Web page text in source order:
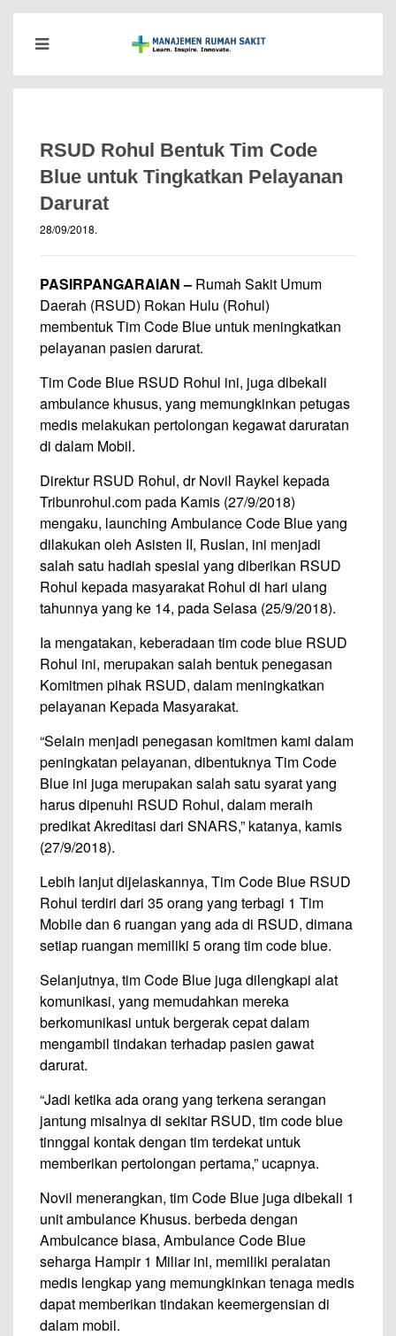
RSUD Rohul Bentuk Tim Code
Blue untuk Tingkatkan Pelayanan
Darurat
28/09/2018.
PASIRPANGARAIAN – Rumah Sakit Umum
Daerah (RSUD) Rokan Hulu (Rohul)
membentuk Tim Code Blue untuk meningkatkan
pelayanan pasien darurat.
Tim Code Blue RSUD Rohul ini, juga dibekali
ambulance khusus, yang memungkinkan petugas
medis melakukan pertolongan kegawat daruratan
di dalam Mobil.
Direktur RSUD Rohul, dr Novil Raykel‎ kepada
Tribunrohul.com pada Kamis (27/9/2018)
mengaku, launching Ambulance Code Blue yang
dilakukan oleh Asisten II, Ruslan, ini menjadi
salah satu hadiah spesial yang diberikan RSUD
Rohul kepada masyarakat Rohul di hari ulang
tahunnya yang ke 14, pada Selasa (25/9/2018).
Ia mengatakan, keberadaan tim code blue RSUD
Rohul ini, merupakan salah bentuk penegasan
Komitmen pihak RSUD, dalam meningkatkan
pelayanan Kepada Masyarakat.
“Selain menjadi penegasan komitmen kami dalam
peningkatan pelayanan, dibentuknya Tim Code
Blue ini juga merupakan salah satu syarat yang
harus dipenuhi RSUD Rohul, dalam meraih
predikat Akreditasi dari SNARS,” katanya, kamis
(27/9/2018).
Lebih lanjut dijelaskannya, Tim Code Blue RSUD
Rohul terdiri dari 35 orang yang terbagi 1 Tim
Mobile dan 6 ruangan yang ada di RSUD, dimana
setiap ruangan memiliki 5 orang tim code blue.
Selanjutnya, tim Code Blue juga dilengkapi alat
komunikasi, yang memudahkan mereka
berkomunikasi untuk bergerak cepat dalam
mengambil tindakan terhadap pasien gawat
darurat.
“Jadi ketika ada orang yang terkena serangan
jantung misalnya di sekitar RSUD, tim code blue
tinnggal kontak dengan tim terdekat untuk
memberikan pertolongan pertama,” ucapnya.
Novil menerangkan, tim Code Blue juga dibekali 1
unit ambulance Khusus. berbeda dengan
Ambulcance biasa, Ambulance Code Blue
seharga Hampir 1 Miliar ini, memiliki peralatan
medis lengkap yang memungkinkan tenaga medis
dapat memberikan tindakan keemergensian di
dalam mobil.